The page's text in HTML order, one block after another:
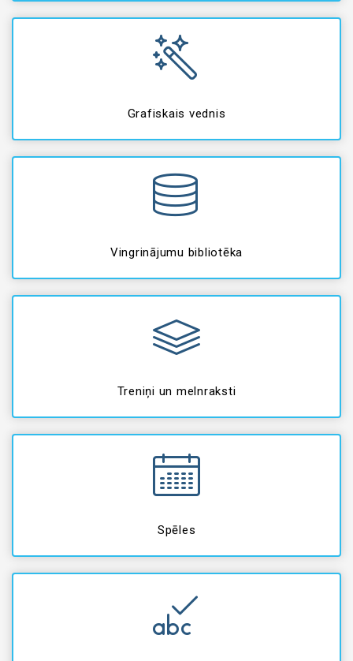
Grafiskais vednis
Vingrinājumu bibliotēka
Treniņi un melnraksti
Spēles